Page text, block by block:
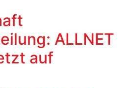
ALLNET
auf